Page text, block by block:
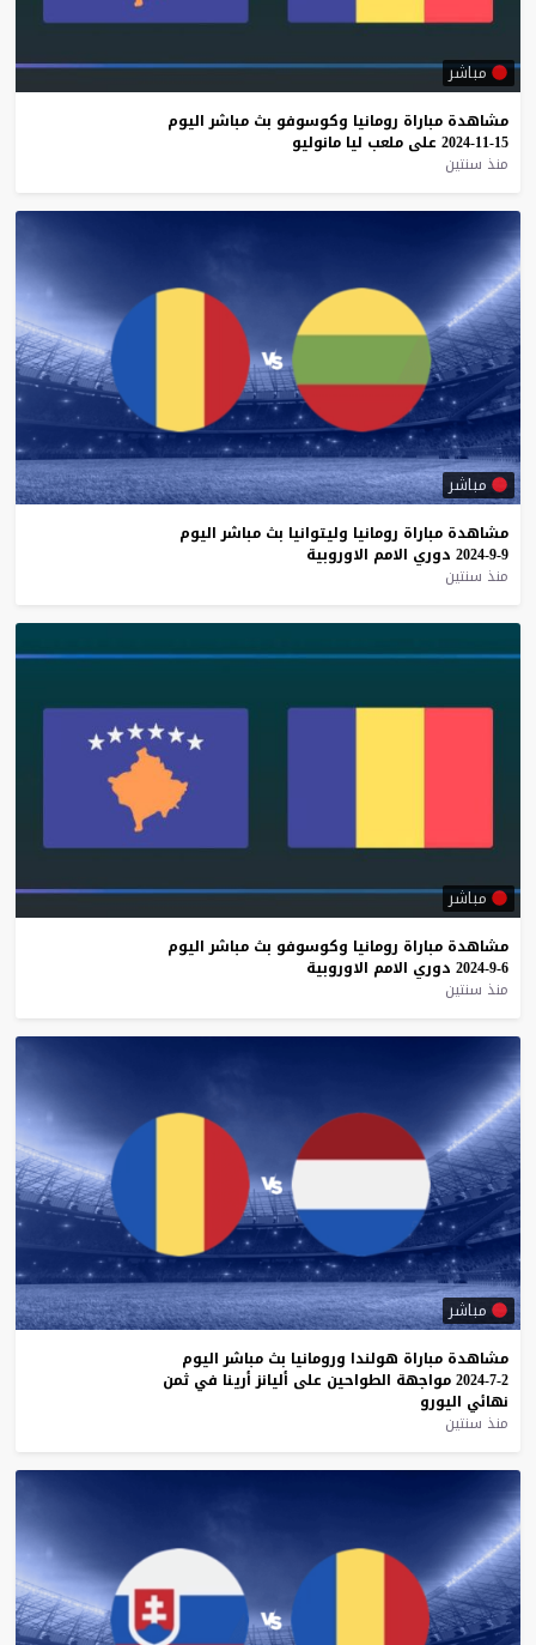
مباشر
مشاهدة مباراة رومانيا وكوسوفو بث مباشر اليوم
15-11-2024
على ملعب ليا مانوليو
منذ سنتين
مباشر
مشاهدة مباراة رومانيا وليتوانيا بث مباشر اليوم
9-9-2024
دوري الامم الاوروبية
منذ سنتين
مباشر
مشاهدة مباراة رومانيا وكوسوفو بث مباشر اليوم
6-9-2024
دوري الامم الاوروبية
منذ سنتين
مباشر
مشاهدة مباراة هولندا ورومانيا بث مباشر اليوم
2-7-2024
مواجهة الطواحين على أليانز أرينا في ثمن
نهائي اليورو
منذ سنتين